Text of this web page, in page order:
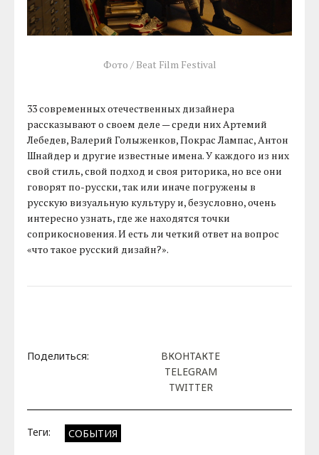
Фото / Beat Film Festival
33 современных отечественных дизайнера
рассказывают о своем деле — среди них Артемий
Лебедев, Валерий Голыженков, Покрас Лампас, Антон
Шнайдер и другие известные имена. У каждого из них
свой стиль, свой подход и своя риторика, но все они
говорят по-русски, так или иначе погружены в
русскую визуальную культуру и, безусловно, очень
интересно узнать, где же находятся точки
соприкосновения. И есть ли четкий ответ на вопрос
«что такое русский дизайн?».
Поделиться:
ВКОНТАКТЕ
TELEGRAM
TWITTER
Теги: СОБЫТИЯ